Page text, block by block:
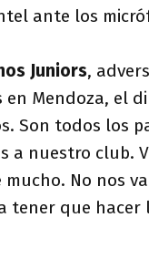
ante los
Juniors,
en Mendoza, el
Son todos los
a nuestro club.
No nos
tener que hacer